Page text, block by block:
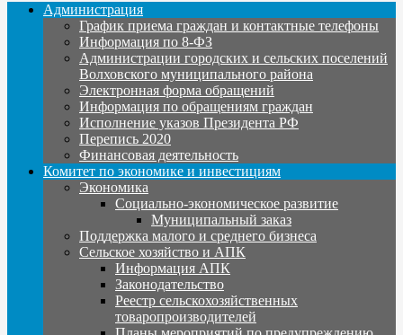
Администрация
График приема граждан и контактные телефоны
Информация по 8-ФЗ
Администрации городских и сельских поселений
Волховского муниципального района
Электронная форма обращений
Информация по обращениям граждан
Исполнение указов Президента РФ
Перепись 2020
Финансовая деятельность
Комитет по экономике и инвестициям
Экономика
Социально-экономическое развитие
Муниципальный заказ
Поддержка малого и среднего бизнеса
Сельское хозяйство и АПК
Информация АПК
Законодательство
Реестр сельскохозяйственных
товаропроизводителей